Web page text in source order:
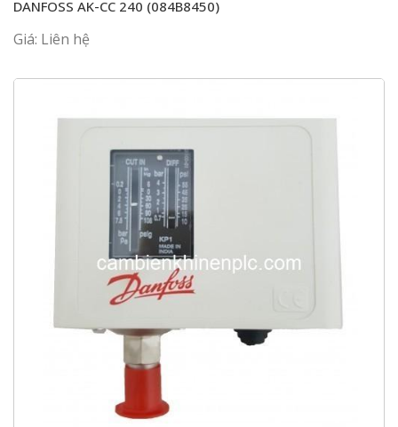
DANFOSS AK-CC 240 (084B8450)
Giá: Liên hệ